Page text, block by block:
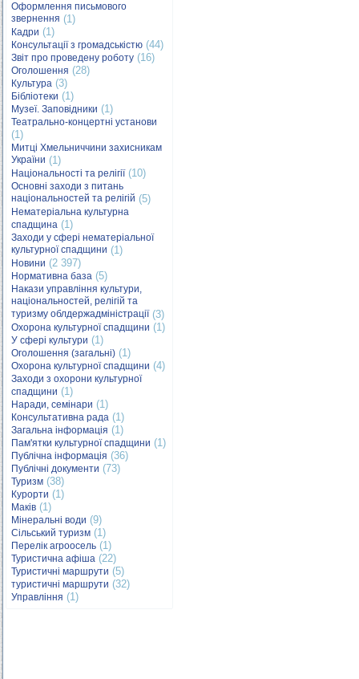
Оформлення письмового
звернення (1)
Кадри (1)
Консультації з громадськістю (44)
Звіт про проведену роботу (16)
Оголошення (28)
Культура (3)
Бібліотеки (1)
Музеї. Заповідники (1)
Театрально-концертні установи
(1)
Митці Хмельниччини захисникам
України (1)
Національності та релігії(10)
Основні заходи з питань
національностей та релігій (5)
Нематеріальна культурна
спадщина (1)
Заходи у сфері нематеріальної
культурної спадщини (1)
Новини (2 397)
Нормативна база (5)
Накази управління культури,
національностей, релігій та
туризму облдержадміністрації(3)
Охорона культурної спадщини (1)
У сфері культури (1)
Оголошення (загальні) (1)
Охорона культурної спадщини (4)
Заходи з охорони культурної
спадщини (1)
Наради, семінари (1)
Консультативна рада (1)
Загальна інформація (1)
Пам'ятки культурної спадщини (1)
Публічна інформація (36)
Публічні документи (73)
Туризм (38)
Курорти (1)
Маків (1)
Мінеральні води (9)
Сільський туризм (1)
Перелік агроосель (1)
Туристична афіша (22)
Туристичні маршрути (5)
туристичні маршрути (32)
Управління (1)